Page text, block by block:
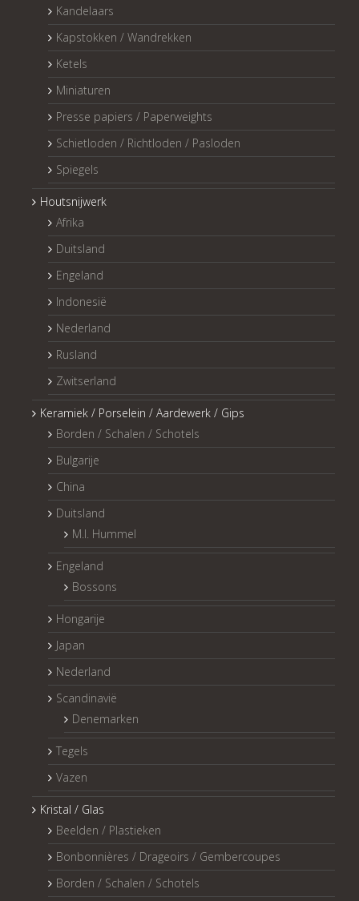
Kandelaars
Kapstokken / Wandrekken
Ketels
Miniaturen
Presse papiers / Paperweights
Schietloden / Richtloden / Pasloden
Spiegels
Houtsnijwerk
Afrika
Duitsland
Engeland
Indonesië
Nederland
Rusland
Zwitserland
Keramiek / Porselein / Aardewerk / Gips
Borden / Schalen / Schotels
Bulgarije
China
Duitsland
M.I. Hummel
Engeland
Bossons
Hongarije
Japan
Nederland
Scandinavië
Denemarken
Tegels
Vazen
Kristal / Glas
Beelden / Plastieken
Bonbonnières / Drageoirs / Gembercoupes
Borden / Schalen / Schotels